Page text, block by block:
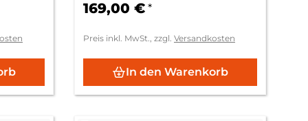
169,00 €*
Preis inkl. MwSt., zzgl. Versandkosten
In den Warenkorb